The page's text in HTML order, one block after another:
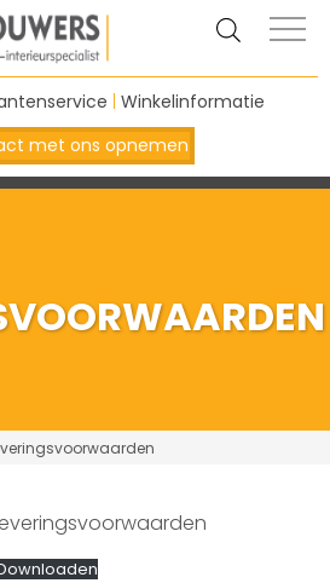
| Winkelinformatie
met ons opnemen